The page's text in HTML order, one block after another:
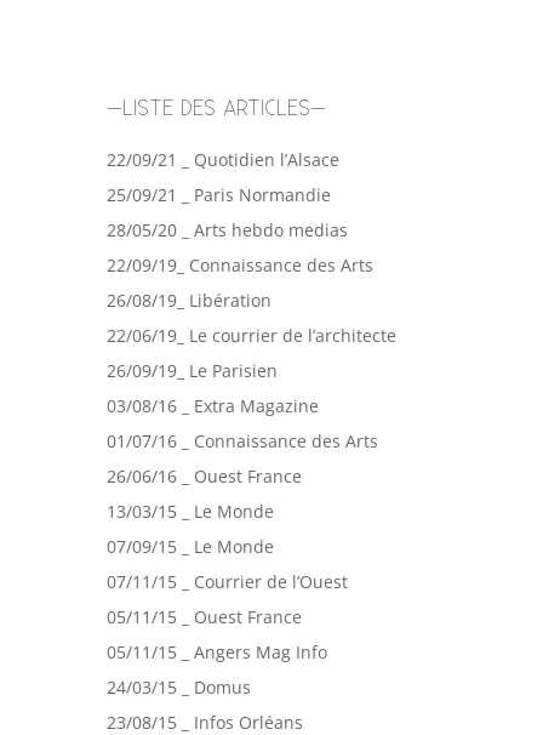
–LISTE DES ARTICLES–
22/09/21 _ Quotidien l’Alsace
25/09/21 _ Paris Normandie
28/05/20 _ Arts hebdo medias
22/09/19_ Connaissance des Arts
26/08/19_ Libération
22/06/19_ Le courrier de l’architecte
26/09/19_ Le Parisien
03/08/16 _ Extra Magazine
01/07/16 _ Connaissance des Arts
26/06/16 _ Ouest France
13/03/15 _ Le Monde
07/09/15 _ Le Monde
07/11/15 _ Courrier de l’Ouest
05/11/15 _ Ouest France
05/11/15 _ Angers Mag Info
24/03/15 _ Domus
23/08/15 _ Infos Orléans